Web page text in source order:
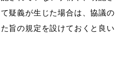
疑義が生じた場合は、協議の
旨の規定を設けておくと良い